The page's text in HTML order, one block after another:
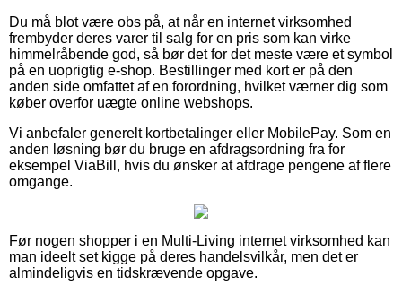
Du må blot være obs på, at når en internet virksomhed
frembyder deres varer til salg for en pris som kan virke
himmelråbende god, så bør det for det meste være et symbol
på en uoprigtig e-shop. Bestillinger med kort er på den
anden side omfattet af en forordning, hvilket værner dig som
køber overfor uægte online webshops.
Vi anbefaler generelt kortbetalinger eller MobilePay. Som en
anden løsning bør du bruge en afdragsordning fra for
eksempel ViaBill, hvis du ønsker at afdrage pengene af flere
omgange.
Før nogen shopper i en Multi-Living internet virksomhed kan
man ideelt set kigge på deres handelsvilkår, men det er
almindeligvis en tidskrævende opgave.